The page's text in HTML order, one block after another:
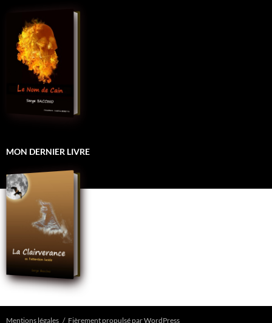
MON DERNIER LIVRE
Mentions légales Fièrement propulsé par WordPress